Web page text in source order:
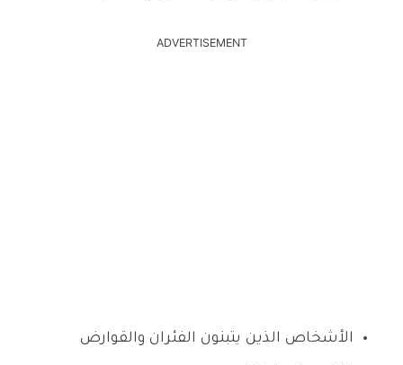
ADVERTISEMENT
الأشخاص الذين يتبنون الفئران والقوارض